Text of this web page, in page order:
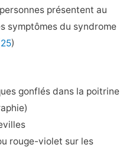
présentent au
symptômes du syndrome
)
gonflés dans la poitrine
rouge-violet sur les